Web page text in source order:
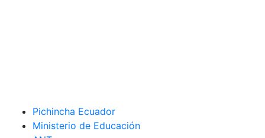
Pichincha Ecuador
Ministerio de Educación